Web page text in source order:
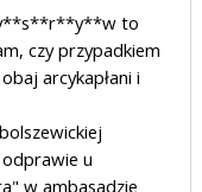
to
czy przypadkiem
arcykapłani i
u
w ambasadzie